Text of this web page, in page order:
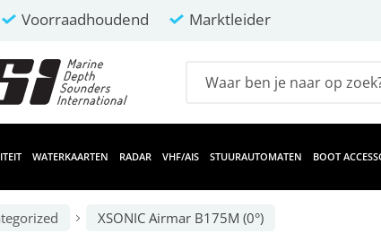
Voorraadhoudend Marktleider
WATERKAARTEN RADAR VHF/AIS STUURAUTOMATEN BOOT
XSONIC Airmar B175M (0°)